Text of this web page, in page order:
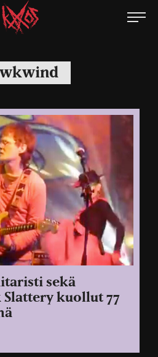
Kaaoszine
sekä
Slattery kuollut 77